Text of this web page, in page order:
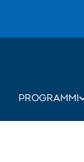
PROGRAMMI